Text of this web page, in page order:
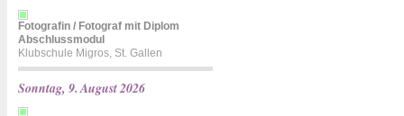
Fotografin / Fotograf mit Diplom
Abschlussmodul
Klubschule Migros, St. Gallen
Sonntag, 9. August 2026